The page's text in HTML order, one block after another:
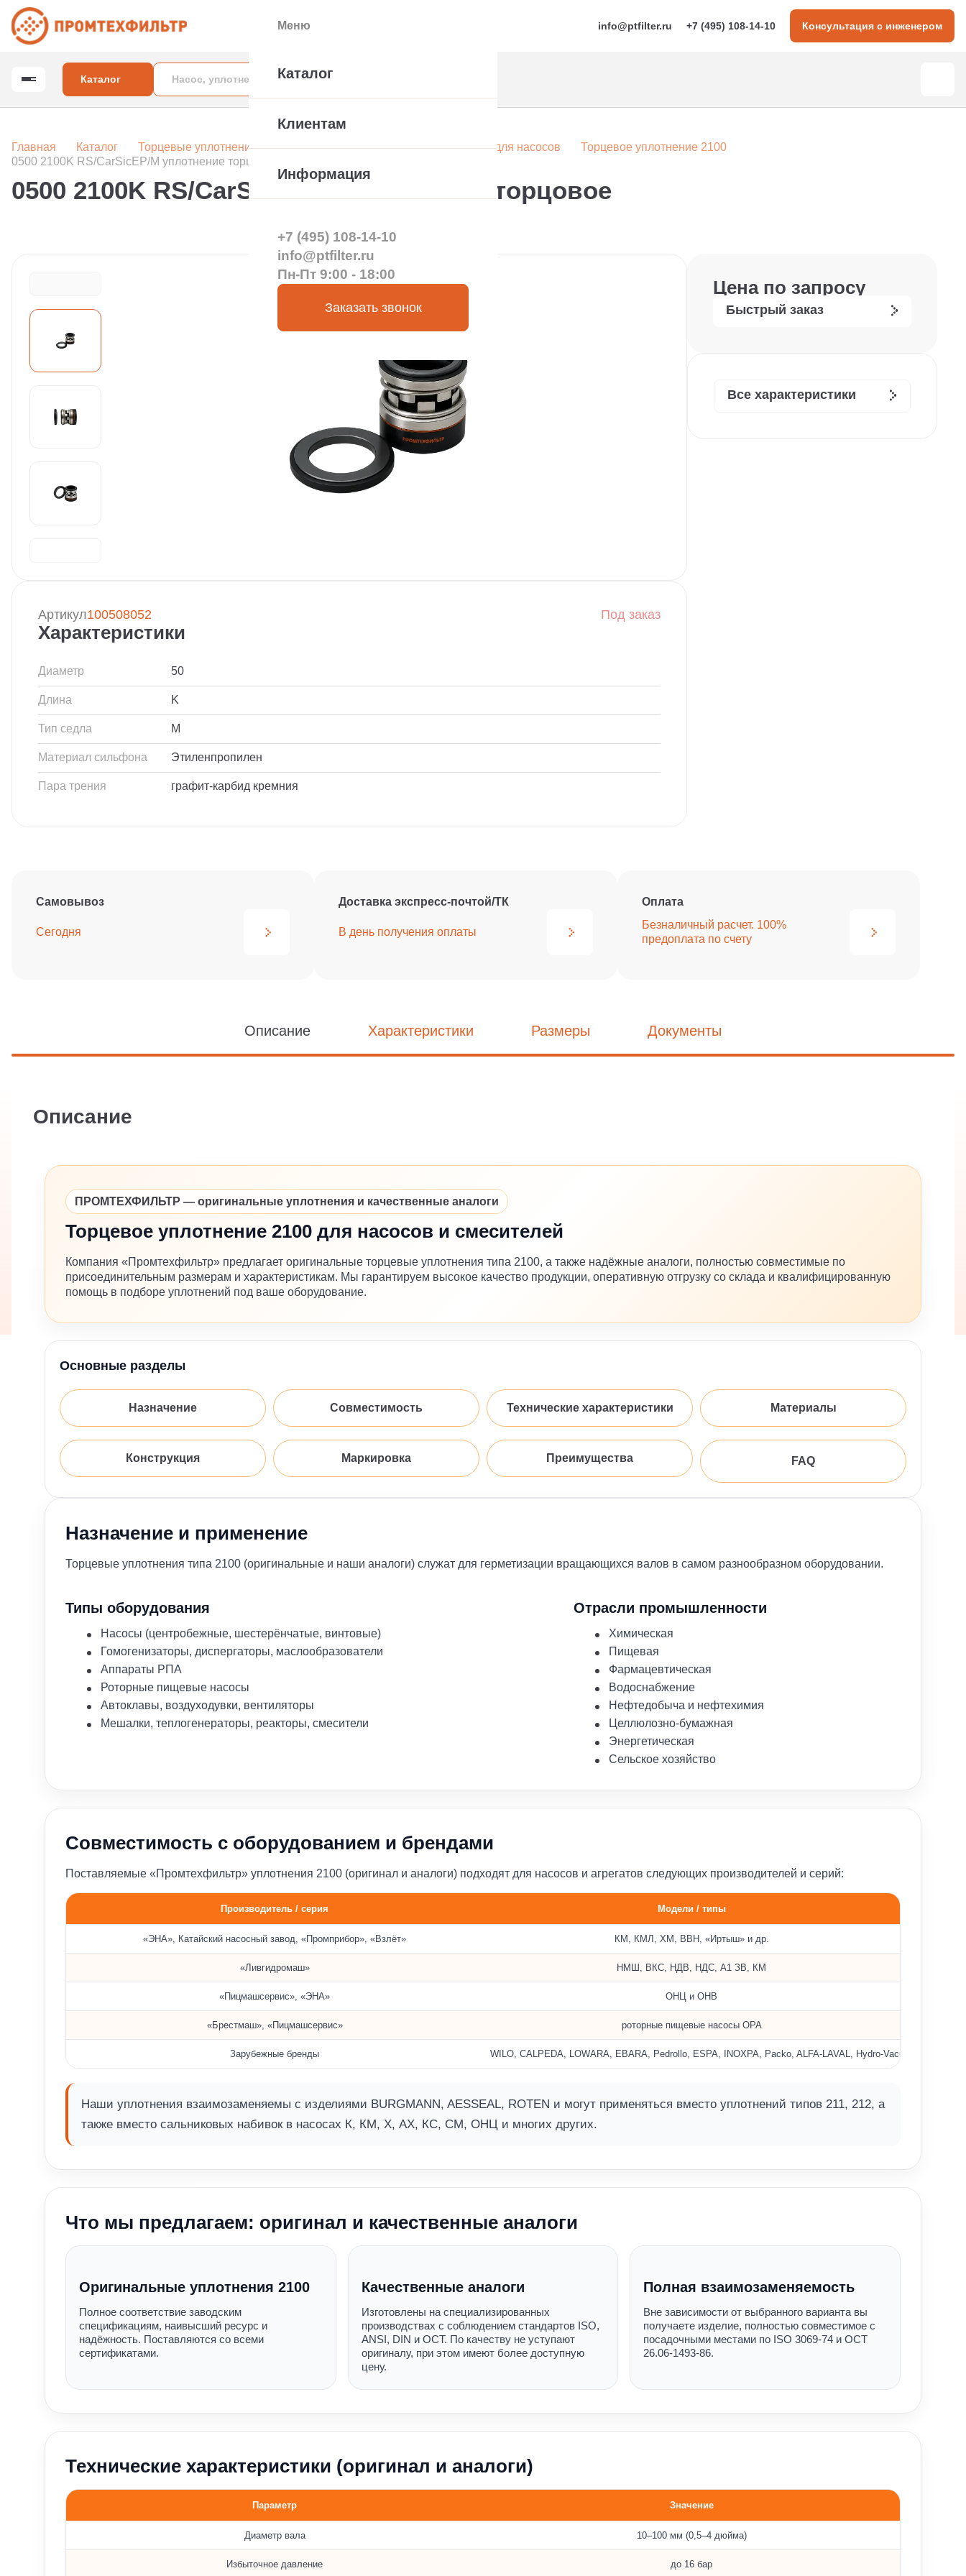
info@ptfilter.ru +7 (495) 108-14-10 Консультация с инженером
Каталог
Главная Каталог Торцевые уплотнения вала насоса Компонентные уплотнения для насосов
Торцевое уплотнение 2100
0500 2100K RS/CarSicEP/M уплотнение торцовое
0500 2100K RS/CarSicEP/M уплотнение торцовое
Артикул100508052 Под заказ
Характеристики
Диаметр 50
Длина K
Тип седла M
Материал сильфона Этиленпропилен
Пара трения графит-карбид кремния
Цена по запросу
Быстрый заказ
Все характеристики
Самовывоз
Сегодня
Доставка экспресс-почтой/ТК
В день получения оплаты
Оплата
Безналичный расчет. 100%
предоплата по счету
Описание Характеристики Размеры Документы
Описание
ПРОМТЕХФИЛЬТР — оригинальные уплотнения и качественные аналоги
Торцевое уплотнение 2100 для насосов и смесителей
Компания «Промтехфильтр» предлагает оригинальные торцевые уплотнения типа 2100, а также надёжные аналоги, полностью совместимые по
присоединительным размерам и характеристикам. Мы гарантируем высокое качество продукции, оперативную отгрузку со склада и квалифицированную
помощь в подборе уплотнений под ваше оборудование.
Основные разделы
Назначение Совместимость Технические характеристики Материалы
Конструкция Маркировка Преимущества FAQ
Назначение и применение
Торцевые уплотнения типа 2100 (оригинальные и наши аналоги) служат для герметизации вращающихся валов в самом разнообразном оборудовании.
Типы оборудования
Насосы (центробежные, шестерёнчатые, винтовые)
Гомогенизаторы, диспергаторы, маслообразователи
Аппараты РПА
Роторные пищевые насосы
Автоклавы, воздуходувки, вентиляторы
Мешалки, теплогенераторы, реакторы, смесители
Отрасли промышленности
Химическая
Пищевая
Фармацевтическая
Водоснабжение
Нефтедобыча и нефтехимия
Целлюлозно-бумажная
Энергетическая
Сельское хозяйство
Совместимость с оборудованием и брендами
Поставляемые «Промтехфильтр» уплотнения 2100 (оригинал и аналоги) подходят для насосов и агрегатов следующих производителей и серий:
Производитель / серия Модели / типы
«ЭНА», Катайский насосный завод, «Промприбор», «Взлёт» КМ, КМЛ, ХМ, ВВН, «Иртыш» и др.
«Ливгидромаш» НМШ, ВКС, НДВ, НДС, А1 ЗВ, КМ
«Пицмашсервис», «ЭНА» ОНЦ и ОНВ
«Брестмаш», «Пицмашсервис» роторные пищевые насосы ОРА
Зарубежные бренды WILO, CALPEDA, LOWARA, EBARA, Pedrollo, ESPA, INOXPA, Packo, ALFA‑LAVAL, Hydro‑Vacuum,
Наши уплотнения взаимозаменяемы с изделиями BURGMANN, AESSEAL, ROTEN и могут применяться вместо уплотнений типов 211, 212, а
также вместо сальниковых набивок в насосах К, КМ, Х, АХ, КС, СМ, ОНЦ и многих других.
Что мы предлагаем: оригинал и качественные аналоги
Оригинальные уплотнения 2100
Полное соответствие заводским
спецификациям, наивысший ресурс и
надёжность. Поставляются со всеми
сертификатами.
Качественные аналоги
Изготовлены на специализированных
производствах с соблюдением стандартов ISO,
ANSI, DIN и ОСТ. По качеству не уступают
оригиналу, при этом имеют более доступную
цену.
Полная взаимозаменяемость
Вне зависимости от выбранного варианта вы
получаете изделие, полностью совместимое с
посадочными местами по ISO 3069-74 и ОСТ
26.06-1493-86.
Технические характеристики (оригинал и аналоги)
Параметр Значение
Диаметр вала 10–100 мм (0,5–4 дюйма)
Избыточное давление до 16 бар
Меню
Каталог
Клиентам
Информация
+7 (495) 108-14-10
info@ptfilter.ru
Пн-Пт 9:00 - 18:00
Заказать звонок